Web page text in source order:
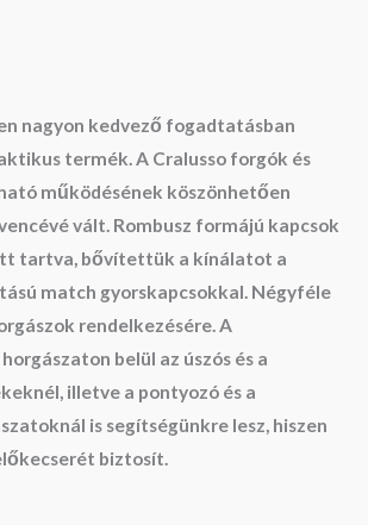
nagyon kedvező fogadtatásban
termék. A Cralusso forgók és
működésének köszönhetően
vált. Rombusz formájú kapcsok
tartva, bővítettük a kínálatot a
match gyorskapcsokkal. Négyféle
rendelkezésére. A
belül az úszós és a
, illetve a pontyozó és a
is segítségünkre lesz, hiszen
biztosít.